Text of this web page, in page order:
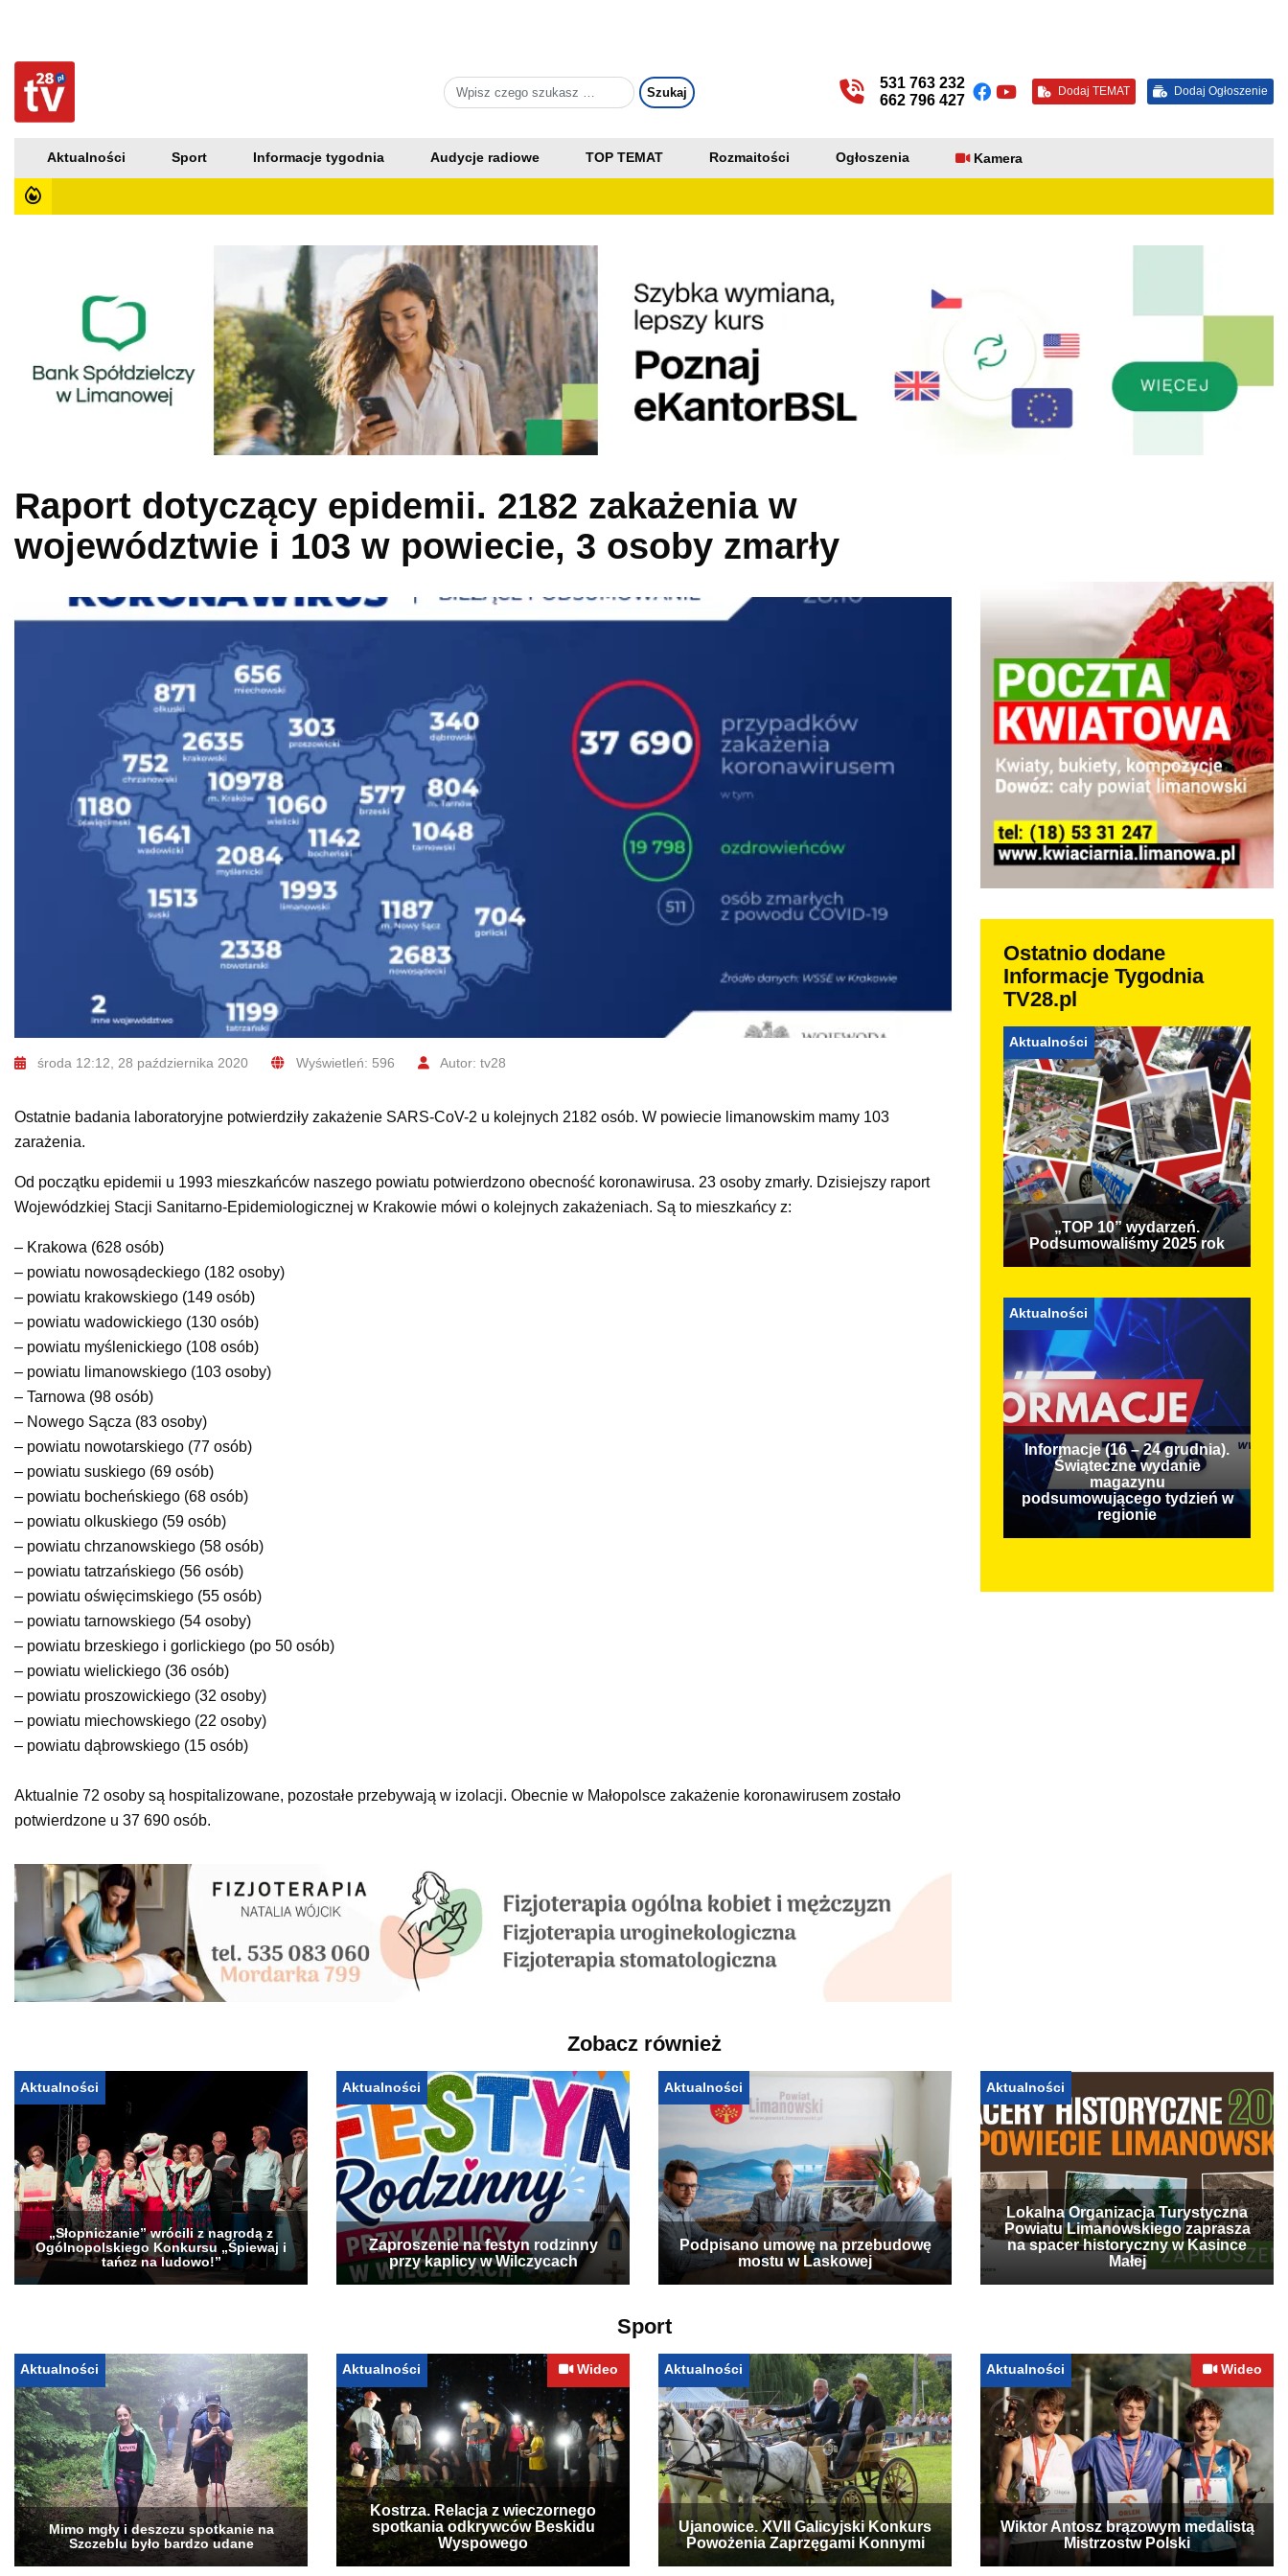
531 763 232
662 796 427
Dodaj TEMAT Dodaj Ogłoszenie
Aktualności Sport Informacje tygodnia Audycje radiowe TOP TEMAT Rozmaitości Ogłoszenia Kamera
Raport dotyczący epidemii. 2182 zakażenia w
województwie i 103 w powiecie, 3 osoby zmarły
środa 12:12, 28 października 2020 Wyświetleń: 596 Autor: tv28
Ostatnie badania laboratoryjne potwierdziły zakażenie SARS-CoV-2 u kolejnych 2182 osób. W powiecie limanowskim mamy 103
zarażenia.
Od początku epidemii u 1993 mieszkańców naszego powiatu potwierdzono obecność koronawirusa. 23 osoby zmarły. Dzisiejszy raport
Wojewódzkiej Stacji Sanitarno-Epidemiologicznej w Krakowie mówi o kolejnych zakażeniach. Są to mieszkańcy z:
– Krakowa (628 osób)
– powiatu nowosądeckiego (182 osoby)
– powiatu krakowskiego (149 osób)
– powiatu wadowickiego (130 osób)
– powiatu myślenickiego (108 osób)
– powiatu limanowskiego (103 osoby)
– Tarnowa (98 osób)
– Nowego Sącza (83 osoby)
– powiatu nowotarskiego (77 osób)
– powiatu suskiego (69 osób)
– powiatu bocheńskiego (68 osób)
– powiatu olkuskiego (59 osób)
– powiatu chrzanowskiego (58 osób)
– powiatu tatrzańskiego (56 osób)
– powiatu oświęcimskiego (55 osób)
– powiatu tarnowskiego (54 osoby)
– powiatu brzeskiego i gorlickiego (po 50 osób)
– powiatu wielickiego (36 osób)
– powiatu proszowickiego (32 osoby)
– powiatu miechowskiego (22 osoby)
– powiatu dąbrowskiego (15 osób)
Aktualnie 72 osoby są hospitalizowane, pozostałe przebywają w izolacji. Obecnie w Małopolsce zakażenie koronawirusem zostało
potwierdzone u 37 690 osób.
Ostatnio dodane
Informacje Tygodnia
TV28.pl
Aktualności
„TOP 10” wydarzeń.
Podsumowaliśmy 2025 rok
Aktualności
Informacje (16 – 24 grudnia).
Świąteczne wydanie
magazynu
podsumowującego tydzień w
regionie
Zobacz również
Aktualności
„Słopniczanie” wrócili z nagrodą z
Ogólnopolskiego Konkursu „Śpiewaj i
tańcz na ludowo!”
Aktualności
Zaproszenie na festyn rodzinny
przy kaplicy w Wilczycach
Aktualności
Podpisano umowę na przebudowę
mostu w Laskowej
Aktualności
Lokalna Organizacja Turystyczna
Powiatu Limanowskiego zaprasza
na spacer historyczny w Kasince
Małej
Sport
Aktualności
Mimo mgły i deszczu spotkanie na
Szczeblu było bardzo udane
Aktualności Wideo
Kostrza. Relacja z wieczornego
spotkania odkrywców Beskidu
Wyspowego
Aktualności
Ujanowice. XVII Galicyjski Konkurs
Powożenia Zaprzęgami Konnymi
Aktualności Wideo
Wiktor Antosz brązowym medalistą
Mistrzostw Polski